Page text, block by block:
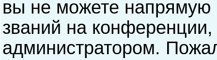
вы не можете напрямую
званий на
администратором.